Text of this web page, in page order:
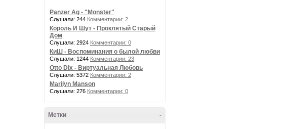
Panzer Ag - "Monster"
Слушали: 244 Комментарии: 2
Король И Шут - Проклятый Старый
Дом
Слушали: 2924 Комментарии: 0
КиШ - Воспоминания о былой любви
Слушали: 1244 Комментарии: 23
Otto Dix - Виртуальная Любовь
Слушали: 5372 Комментарии: 2
Marilyn Manson
Слушали: 276 Комментарии: 0
-
Метки